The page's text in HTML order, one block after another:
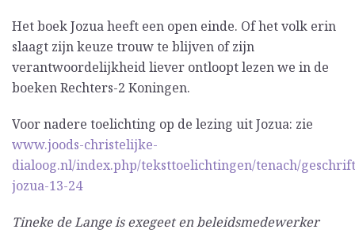
Het boek Jozua heeft een open einde. Of het volk erin
slaagt zijn keuze trouw te blijven of zijn
verantwoordelijkheid liever ontloopt lezen we in de
boeken Rechters-2 Koningen.
Voor nadere toelichting op de lezing uit Jozua: zie
www.joods-christelijke-
dialoog.nl/index.php/teksttoelichtingen/tenach/
jozua-13-24
Tineke de Lange is exegeet en beleidsmedewerker